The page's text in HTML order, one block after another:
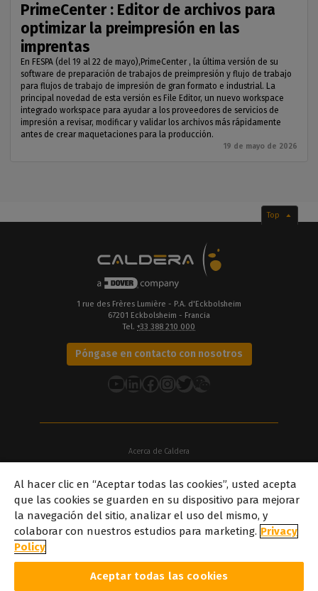
PrimeCenter : Editor de archivos para
optimizar la preimpresión en las
imprentas
En FESPA (del 19 al 22 de mayo),PrimeCenter , la última versión de su
software de preparación de trabajos de preimpresión y flujo de trabajo
para flujos de trabajo de impresión de gran formato e industrial. La
principal novedad de esta versión es File Editor, un nuevo workspace
integrado workspace para ayudar a los proveedores de servicios de
impresión a revisar, modificar y validar los archivos más rápidamente
antes de crear maquetaciones para la producción.
19 de mayo de 2026
Top
1 rue des Frères Lumière - P.A. d'Eckbolsheim
67201 Eckbolsheim - Francia
Tel. +33 388 210 000
Póngase en contacto con nosotros
YouTube
LinkedIn
Facebook
Instagram
Twitter
Acerca de Caldera
Carreras profesionales
Socios
marcas comerciales, logotipos y nombres de marcas mencionados
en este sitio web son propiedad de sus respectivos propietarios.
Todas las imágenes y fotografías que aparecen aquí son propiedad
Al hacer clic en “Aceptar todas las cookies”, usted acepta
que las cookies se guarden en su dispositivo para mejorar
la navegación del sitio, analizar el uso del mismo, y
colaborar con nuestros estudios para marketing. Privacy
Policy
Aceptar todas las cookies